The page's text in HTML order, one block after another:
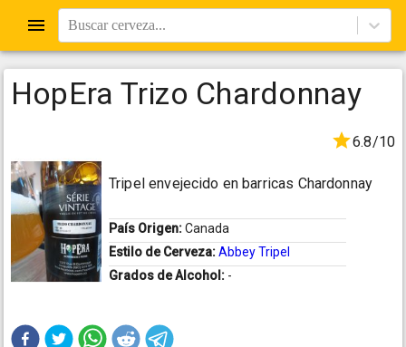
Buscar cerveza...
HopEra Trizo Chardonnay
6.8/10
Tripel envejecido en barricas Chardonnay
País Origen:Canada
Estilo de Cerveza:Abbey Tripel
Grados de Alcohol: -